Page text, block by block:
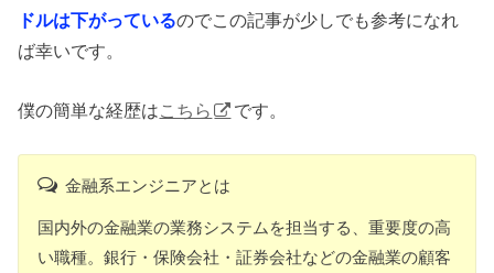
ドルは下がっているのでこの記事が少しでも参考になれ
ば幸いです。
僕の簡単な経歴はこちら です。
金融系エンジニアとは
国内外の金融業の業務システムを担当する、重要度の高
い職種。銀行・保険会社・証券会社などの金融業の顧客